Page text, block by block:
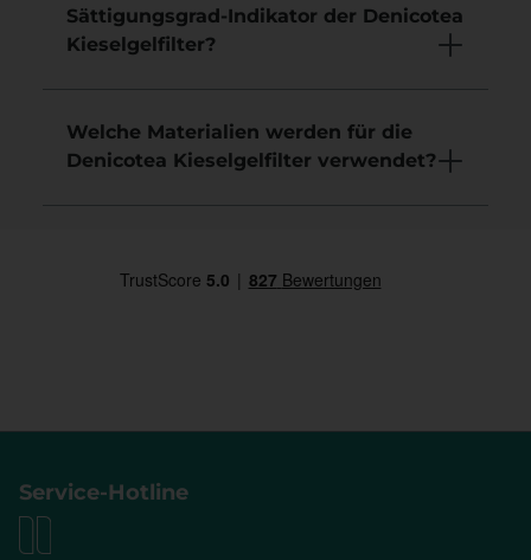
Sättigungsgrad-Indikator der Denicotea
Kieselgelfilter?
Welche Materialien werden für die
Denicotea Kieselgelfilter verwendet?
Service-Hotline